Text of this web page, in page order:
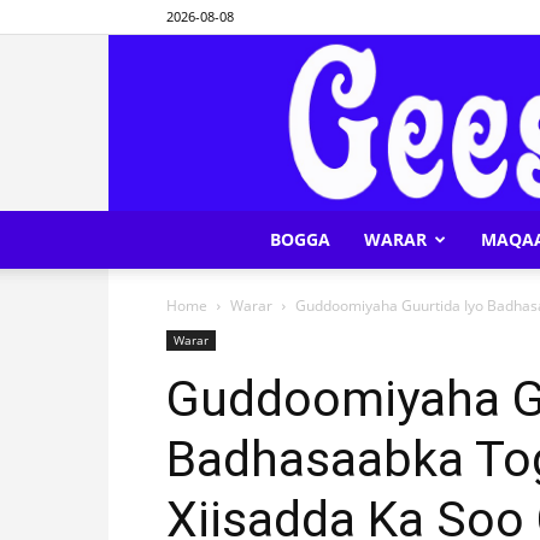
2026-08-08
BOGGA WARAR
Home Warar Guddoomiyaha Guurtida Iyo
Warar
Guddoomiyaha
Badhasaabka
Xiisadda Ka